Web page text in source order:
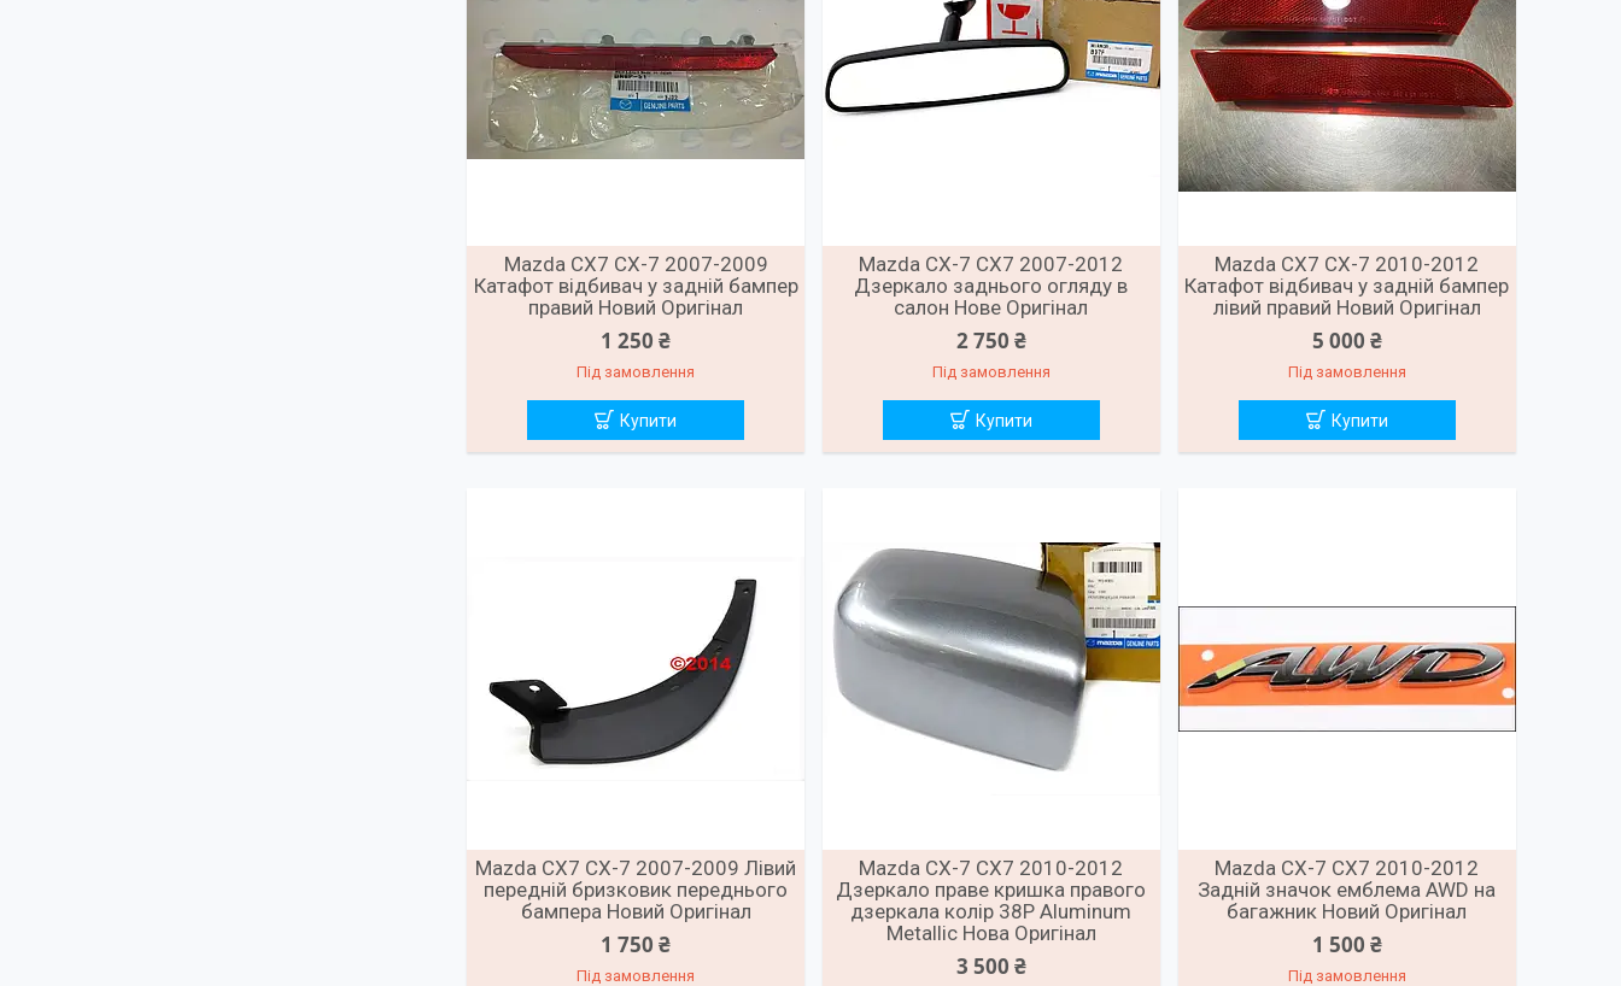
Mazda CX7 CX-7 2007-2009
Катафот відбивач у задній бампер
правий Новий Оригінал
1 250 ₴
Під замовлення
Купити
Mazda CX-7 CX7 2007-2012
Дзеркало заднього огляду в
салон Нове Оригінал
2 750 ₴
Під замовлення
Купити
Mazda CX7 CX-7 2010-2012
Катафот відбивач у задній бампер
лівий правий Новий Оригінал
5 000 ₴
Під замовлення
Купити
Mazda CX7 CX-7 2007-2009 Лівий
передній бризковик переднього
бампера Новий Оригінал
1 750 ₴
Під замовлення
Mazda CX-7 CX7 2010-2012
Дзеркало праве кришка правого
дзеркала колір 38P Aluminum
Metallic Нова Оригінал
3 500 ₴
Mazda CX-7 CX7 2010-2012
Задній значок емблема AWD на
багажник Новий Оригінал
1 500 ₴
Під замовлення